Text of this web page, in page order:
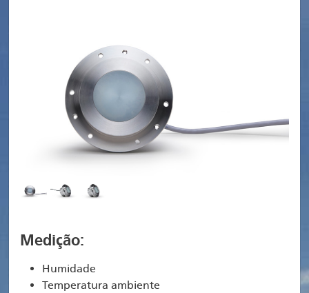
Medição:
Humidade
Temperatura ambiente